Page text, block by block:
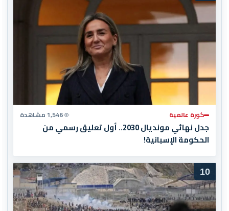
كورة عالمية 1,546 مشاهدة
جدل نهائي مونديال 2030.. أول تعليق رسمي من
الحكومة الإسبانية!
10